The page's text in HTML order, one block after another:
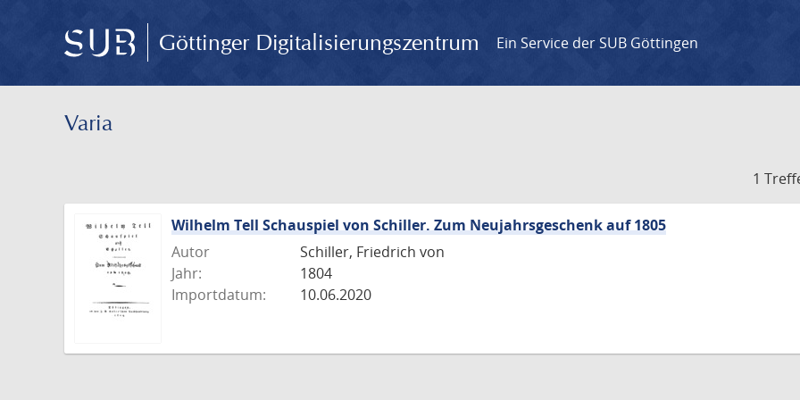
Göttinger Digitalisierungszentrum Ein Service der SUB Göttingen
Varia
1
Wilhelm Tell Schauspiel von Schiller. Zum Neujahrsgeschenk auf 1805
Autor
Schiller, Friedrich von
Jahr:
1804
Importdatum:
10.06.2020